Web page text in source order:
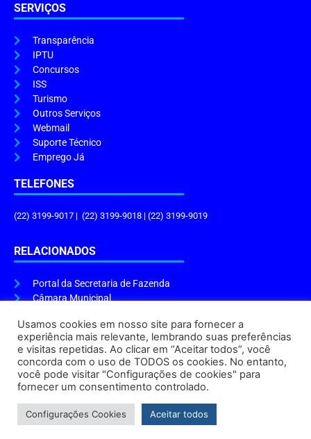
SERVIÇOS
Transparência
IPTU
Concursos
ISS
Turismo
Outros Serviços
Webmail
Suporte Técnico
Emprego Já
TELEFONES
(22) 3199-9017 | (22) 3199-9018 | (22) 3199-9019
RELACIONADOS
Portal da Secretaria de Fazenda
Câmara Municipal
ENDEREÇO E HORÁRIO
Endereço:Praça Tiradentes, s/n – Centro, Cabo Frio – RJ, 28906-290
Atendimento do Protocolo Geral da Prefeitura:9h às 16h
Horário de Funcionamento:8h às 17h
Usamos cookies em nosso site para fornecer a
experiência mais relevante, lembrando suas preferências
e visitas repetidas. Ao clicar em “Aceitar todos”, você
concorda com o uso de TODOS os cookies. No entanto,
você pode visitar "Configurações de cookies" para
fornecer um consentimento controlado.
Configurações Cookies Aceitar todos